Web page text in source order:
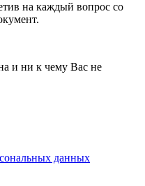
на каждый вопрос со
и ни к чему Вас не
данных